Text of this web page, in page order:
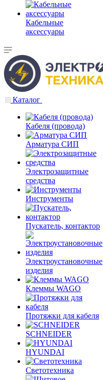
Кабельные
аксессуары
Каталог
Кабеля (провода)
Арматура СИП
Электрозащитные
средства
Инструменты
Пускатель, контактор
Электроустановочные
изделия
Клеммы WAGO
Протяжки для кабеля
SCHNEIDER
HYUNDAI
Светотехника